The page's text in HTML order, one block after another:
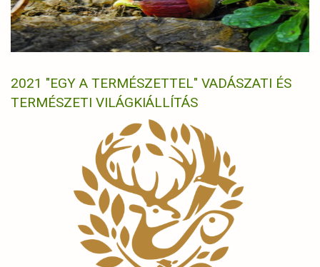
2021 "EGY A TERMÉSZETTEL" VADÁSZATI ÉS
TERMÉSZETI VILÁGKIÁLLÍTÁS